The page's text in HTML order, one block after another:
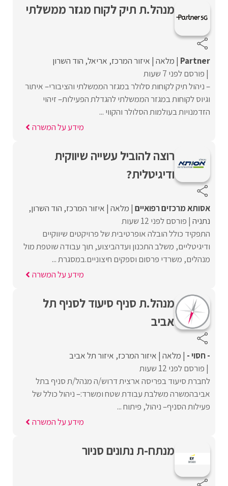
מנהל.ת תיק לקוח מגזר ממשלתי
Partner מלאה איזור המרכז אריאל הוד השרון
פורסם לפני 7 שעות
– ניהול תיק לקוחות סלולר במגזר הממשלתי והציבורי– איתור
וגיוס לקוחות במגזר הממשלתי להגדלת הפעילות– זיהוי
הזדמנויות בעולמות הסלולר והקווי ...
מידע על המשרה
רוצה להוביל עשייה שיווקית
ודיגיטלית?
אסותא מרכזים רפואיים מלאה איזור המרכז הוד השרון
נתניה פורסם לפני 12 שעות
התפקיד כולל הובלה אופרטיבית של פרויקטים שיווקיים
ודיגיטליים, משלב התכנון ועדהביצוע, תוך עבודה שוטפת מול
מנהלים, משרדי פרסום וספקים חיצוניים.במסגרת ...
מידע על המשרה
מנהל.ת סניף סיעוד לסניף תל
אביב
- חסוי - מלאה איזור המרכז איזור תל אביב
פורסם לפני 12 שעות
לחברת סיעוד בפריסה ארצית דרוש/ה מנהל/ת סניף בתל
אביבהמשרה משלבת עבודת שטח ומשרד:– ניהול כולל של
פעילות הסניף– ניהול, פיתוח ...
מידע על המשרה
מנתח-ת נתונים סניור